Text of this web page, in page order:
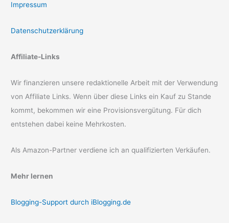
Impressum
Datenschutzerklärung
Affiliate-Links
Wir finanzieren unsere redaktionelle Arbeit mit der Verwendung
von Affiliate Links. Wenn über diese Links ein Kauf zu Stande
kommt, bekommen wir eine Provisionsvergütung. Für dich
entstehen dabei keine Mehrkosten.
Als Amazon-Partner verdiene ich an qualifizierten Verkäufen.
Mehr lernen
Blogging-Support durch iBlogging.de